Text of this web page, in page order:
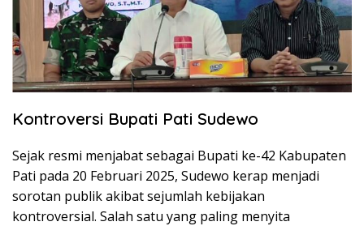
Kontroversi Bupati Pati Sudewo
Sejak resmi menjabat sebagai Bupati ke-42 Kabupaten
Pati pada 20 Februari 2025, Sudewo kerap menjadi
sorotan publik akibat sejumlah kebijakan
kontroversial. Salah satu yang paling menyita